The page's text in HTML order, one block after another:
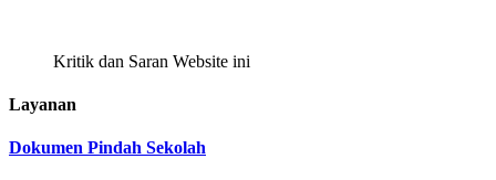
Kritik dan Saran Website ini
Layanan
Dokumen Pindah Sekolah